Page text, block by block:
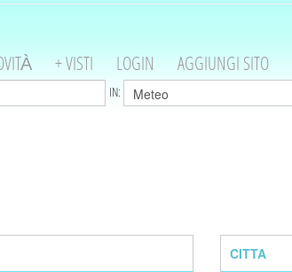
+ VISTI LOGIN AGGIUNGI SITO
IN:
CITTA